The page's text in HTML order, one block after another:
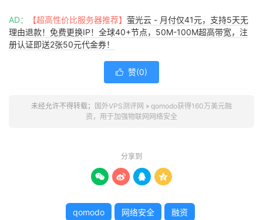
AD： 【超高性价比服务器推荐】 萤光云 - 月付仅41元，支持5天无
理由退款！免费更换IP！全球40+节点，50M-100M超高带宽，注
册认证即送2张50元代金券！
 赞(0)
未经允许不得转载； 国外VPS测评网 » qomodo获得160万美元融
资，用于加强物联网网络安全
分享到
   
qomodo 网络安全 融资